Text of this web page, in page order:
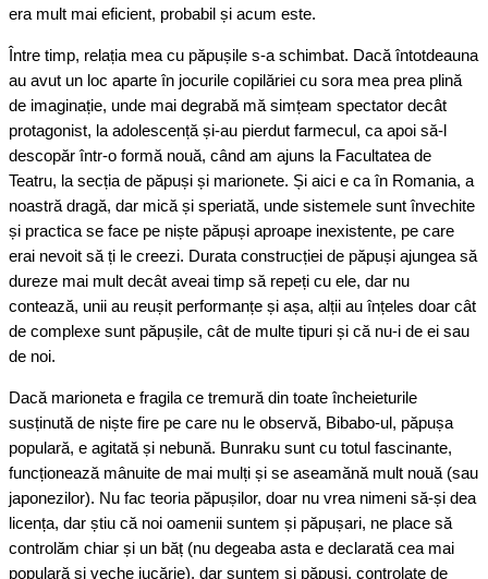
era mult mai eficient, probabil și acum este.
Între timp, relația mea cu păpușile s-a schimbat. Dacă întotdeauna
au avut un loc aparte în jocurile copilăriei cu sora mea prea plină
de imaginație, unde mai degrabă mă simțeam spectator decât
protagonist, la adolescență și-au pierdut farmecul, ca apoi să-l
descopăr într-o formă nouă, când am ajuns la Facultatea de
Teatru, la secția de păpuși și marionete. Și aici e ca în Romania, a
noastră dragă, dar mică și speriată, unde sistemele sunt învechite
și practica se face pe niște păpuși aproape inexistente, pe care
erai nevoit să ți le creezi. Durata construcției de păpuși ajungea să
dureze mai mult decât aveai timp să repeți cu ele, dar nu
contează, unii au reușit performanțe și așa, alții au înțeles doar cât
de complexe sunt păpușile, cât de multe tipuri și că nu-i de ei sau
de noi.
Dacă marioneta e fragila ce tremură din toate încheieturile
susținută de niște fire pe care nu le observă, Bibabo-ul, păpușa
populară, e agitată și nebună. Bunraku sunt cu totul fascinante,
funcționează mânuite de mai mulți și se aseamănă mult nouă (sau
japonezilor). Nu fac teoria păpușilor, doar nu vrea nimeni să-și dea
licența, dar știu că noi oamenii suntem și păpușari, ne place să
controlăm chiar și un băț (nu degeaba asta e declarată cea mai
populară și veche jucărie), dar suntem și păpuși, controlate de